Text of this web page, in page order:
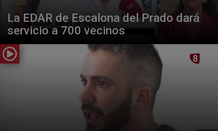
La EDAR de Escalona del Prado dará
servicio a 700 vecinos